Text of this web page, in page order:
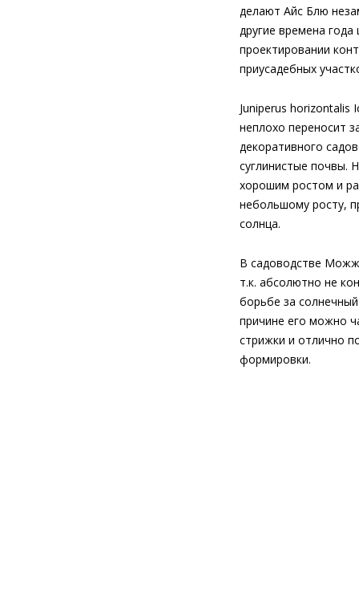
делают Айс Блю
другие времена
проектировании
приусадебных
Juniperus horizontalis
неплохо переносит
декоративного
суглинистые почвы.
хорошим ростом и
небольшому росту,
солнца.
В садоводстве
т.к. абсолютно не
борьбе за
причине его можно
стрижки и отлично
формировки.